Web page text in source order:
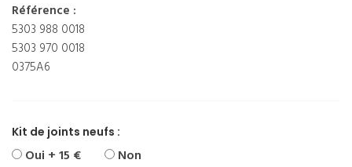
Référence :
5303 988 0018
5303 970 0018
0375A6
Kit de joints neufs :
Oui + 15 € Non